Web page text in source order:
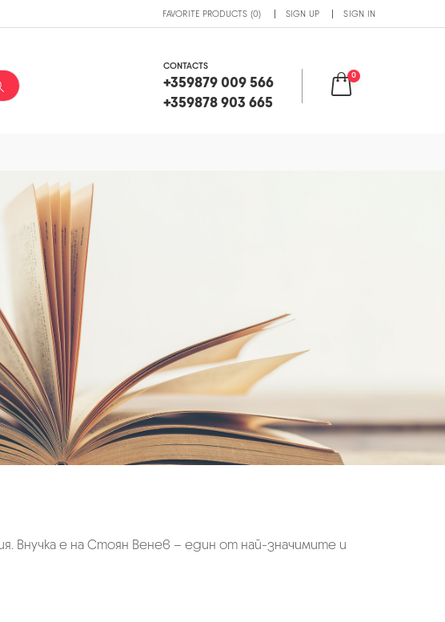
FAVORITE PRODUCTS (0) SIGN UP SIGN IN
CONTACTS
+359879 009 566
+359878 903 665
0
Внучка е на Стоян Венев – един от най-значимите и